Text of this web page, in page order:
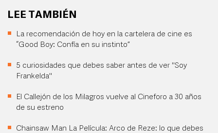
LEE TAMBIÉN
La recomendación de hoy en la cartelera de cine es
“Good Boy: Confía en su instinto”
5 curiosidades que debes saber antes de ver "Soy
Frankelda"
El Callejón de los Milagros vuelve al Cineforo a 30 años
de su estreno
Chainsaw Man La Película: Arco de Reze: lo que debes